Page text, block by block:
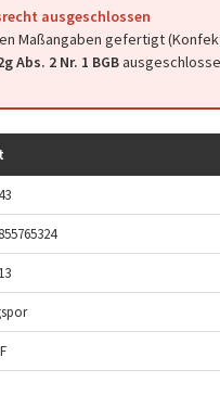
ausgeschlossen
Maßangaben gefertigt
Abs. 2 Nr. 1 BGB